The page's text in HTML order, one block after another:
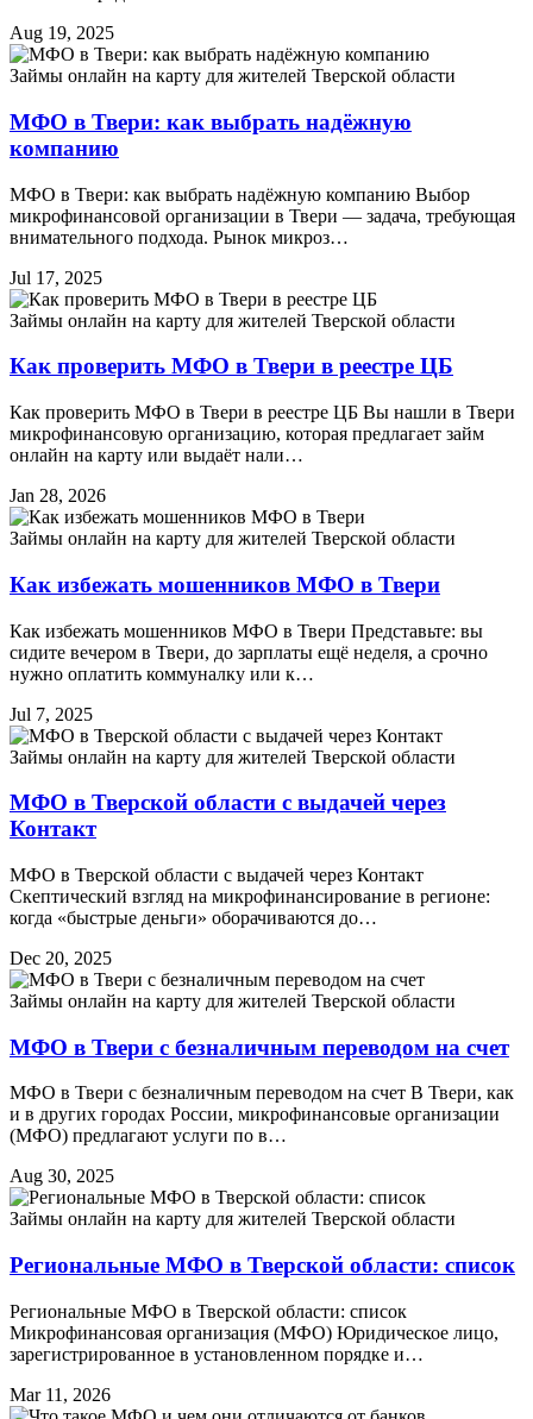
Aug 19, 2025
Займы онлайн на карту для жителей Тверской области
МФО в Твери: как выбрать надёжную
компанию
МФО в Твери: как выбрать надёжную компанию Выбор
микрофинансовой организации в Твери — задача, требующая
внимательного подхода. Рынок микроз…
Jul 17, 2025
Займы онлайн на карту для жителей Тверской области
Как проверить МФО в Твери в реестре ЦБ
Как проверить МФО в Твери в реестре ЦБ Вы нашли в Твери
микрофинансовую организацию, которая предлагает займ
онлайн на карту или выдаёт нали…
Jan 28, 2026
Займы онлайн на карту для жителей Тверской области
Как избежать мошенников МФО в Твери
Как избежать мошенников МФО в Твери Представьте: вы
сидите вечером в Твери, до зарплаты ещё неделя, а срочно
нужно оплатить коммуналку или к…
Jul 7, 2025
Займы онлайн на карту для жителей Тверской области
МФО в Тверской области с выдачей через
Контакт
МФО в Тверской области с выдачей через Контакт
Скептический взгляд на микрофинансирование в регионе:
когда «быстрые деньги» оборачиваются до…
Dec 20, 2025
Займы онлайн на карту для жителей Тверской области
МФО в Твери с безналичным переводом на счет
МФО в Твери с безналичным переводом на счет В Твери, как
и в других городах России, микрофинансовые организации
(МФО) предлагают услуги по в…
Aug 30, 2025
Займы онлайн на карту для жителей Тверской области
Региональные МФО в Тверской области: список
Региональные МФО в Тверской области: список
Микрофинансовая организация (МФО) Юридическое лицо,
зарегистрированное в установленном порядке и…
Mar 11, 2026